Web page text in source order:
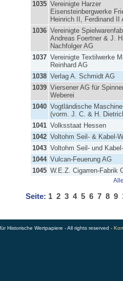
1035 Vereinigte Harzer
Eisensteinbergwerke
Heinrich II, Ferdinand II
1036 Vereinigte
Andreas Foertner & J.
Nachfolger AG
1037 Vereinigte Textilwerke
Reinhard AG
1038 Verlag A. Schmidt AG
1039 Viersener AG für
Weberei
1040 Vogtländische
(vorm. J. C. & H.
1041 Volksstaat Hessen
1042 Voltohm Seil- & Kabel-
1043 Voltohm Seil- und
1044 Vulcan-Feuerung AG
1045 W.E.Z. Cigarren-Fabrik
Seite: 1 2 3 4 5 6 7 8 9
Historische Wertpapiere - All rights reserved -